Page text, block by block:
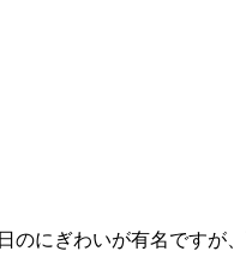
のにぎわいが有名ですが